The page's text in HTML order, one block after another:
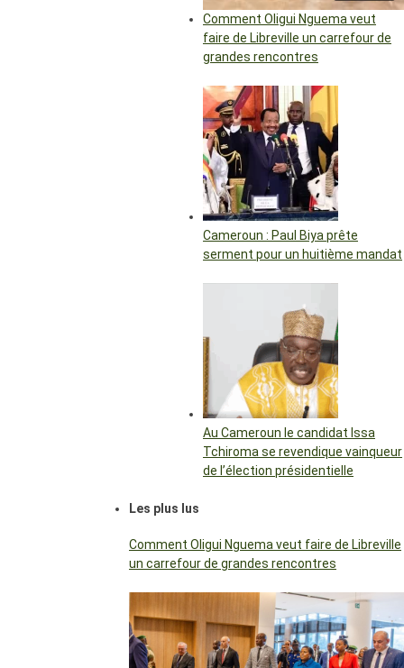
Comment Oligui Nguema veut
faire de Libreville un carrefour de
grandes rencontres
Cameroun : Paul Biya prête
serment pour un huitième mandat
Au Cameroun le candidat Issa
Tchiroma se revendique vainqueur
de l’élection présidentielle
Les plus lus
Comment Oligui Nguema veut faire de Libreville
un carrefour de grandes rencontres